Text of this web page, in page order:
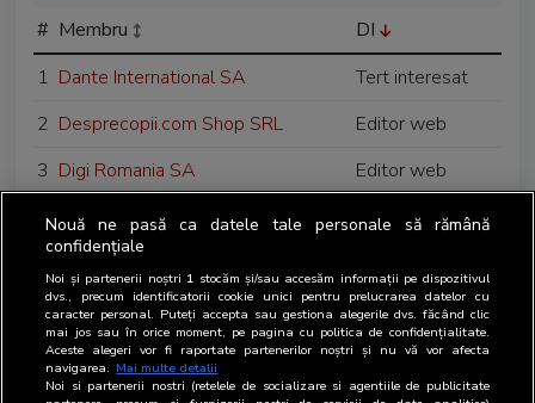
# Membru
DI
1 Dante International SA
Tert interesat
2 Desprecopii.com Shop SRL
Editor web
3 Digi Romania SA
Editor web
4 Dogan Media International SA
Editor web
Double P Media SRL
6 Dentsu Bucuresti SRL
Agentie media
7 Defi Romania SRL
-
Nouă ne pasă ca datele tale personale să rămână
confidențiale
Noi și partenerii noștri 1 stocăm și/sau accesăm informații pe dispozitivul
dvs., precum identificatorii cookie unici pentru prelucrarea datelor cu
caracter personal. Puteți accepta sau gestiona alegerile dvs. făcând clic
mai jos sau în orice moment, pe pagina cu politica de confidențialitate.
Aceste alegeri vor fi raportate partenerilor noștri și nu vă vor afecta
navigarea. Mai multe detalii
Noi si partenerii nostri (retelele de socializare si agentiile de publicitate